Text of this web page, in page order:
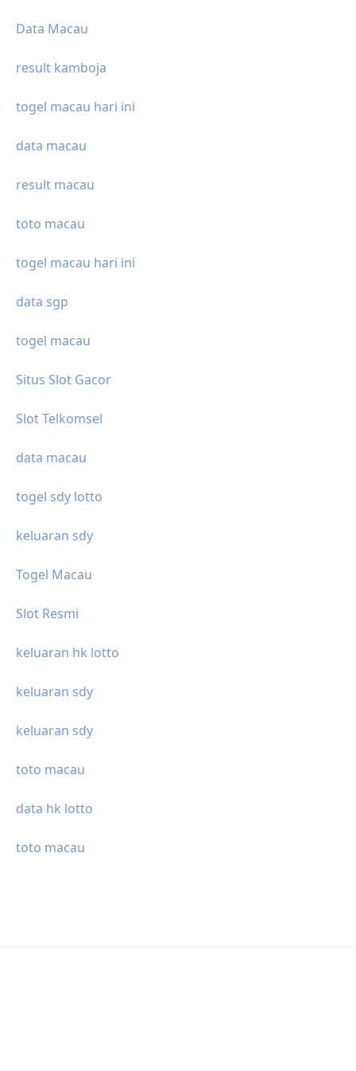
Data Macau
result kamboja
togel macau hari ini
data macau
result macau
toto macau
togel macau hari ini
data sgp
togel macau
Situs Slot Gacor
Slot Telkomsel
data macau
togel sdy lotto
keluaran sdy
Togel Macau
Slot Resmi
keluaran hk lotto
keluaran sdy
keluaran sdy
toto macau
data hk lotto
toto macau